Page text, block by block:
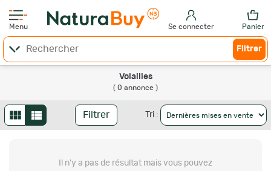
Menu Se connecter Panier
Filtrer
Volailles
( 0 annonce )
Filtrer Tri :
Il n'y a pas de résultat mais vous pouvez